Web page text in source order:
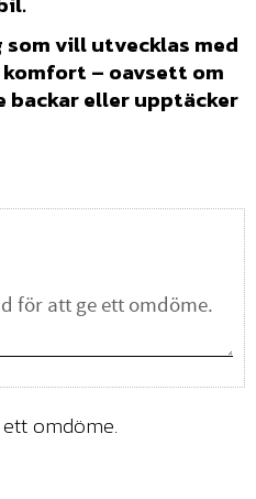
vill utvecklas med
– oavsett om
eller upptäcker
omdöme.